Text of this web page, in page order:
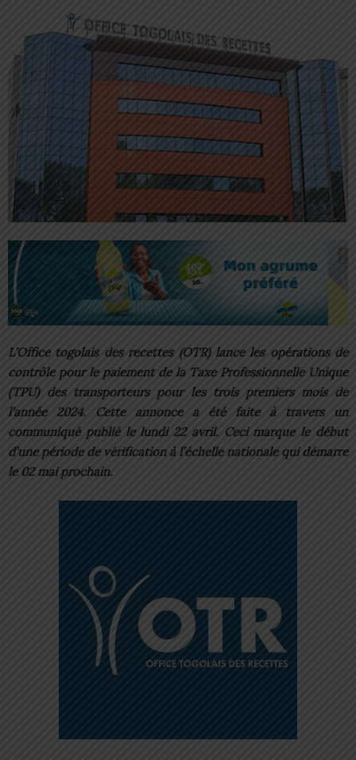
L’Office togolais des recettes (OTR) lance les opérations de
contrôle pour le paiement de la Taxe Professionnelle Unique
(TPU) des transporteurs pour les trois premiers mois de
l’année 2024. Cette annonce a été faite à travers un
communiqué publié le lundi 22 avril. Ceci marque le début
d’une période de vérification à l’échelle nationale qui démarre
le 02 mai prochain.